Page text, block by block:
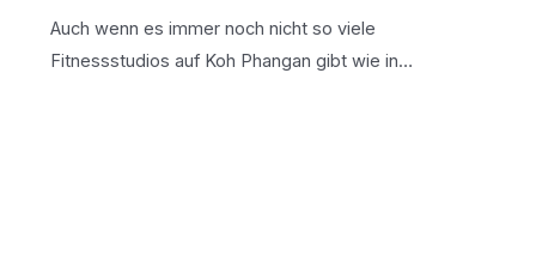
Auch wenn es immer noch nicht so viele
Fitnessstudios auf Koh Phangan gibt wie in…